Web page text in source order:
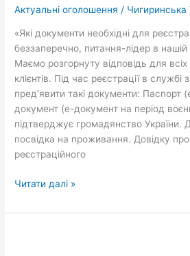
Актуальні оголошення / Чигиринська
«Які документи необхідні для
беззаперечно, питання-лідер в нашій
Маємо розгорнуту відповідь для
клієнтів. Під час реєстрації в службі
пред’явити такі документи: Паспорт
документ (е-документ на період
підтверджує громадянство України.
посвідка на проживання. Довідку
реєстраційного
реєстрації
службі
зайнятості
Читати далі »